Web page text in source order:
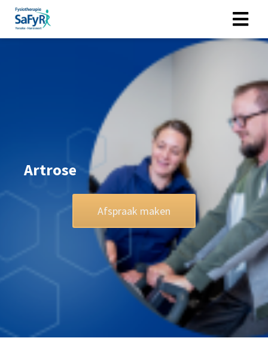
Artrose
Afspraak maken